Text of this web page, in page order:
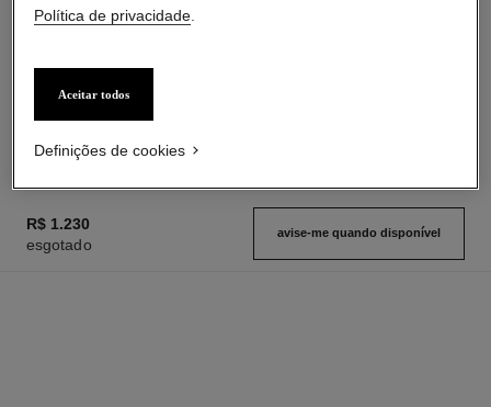
Corpo
r$ 550
Adicionar à sacola
R$ 1.230
esgotado
avise-me quando disponível
Política de privacidade
Aceitar todos
Definições de cookies